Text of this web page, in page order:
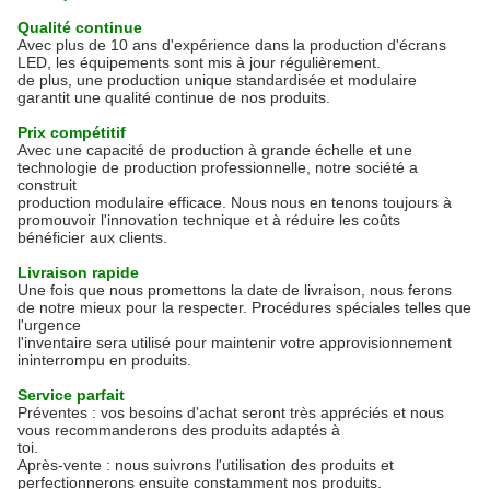
Qualité continue
Avec plus de 10 ans d'expérience dans la production d'écrans
LED, les équipements sont mis à jour régulièrement.
de plus, une production unique standardisée et modulaire
garantit une qualité continue de nos produits.
Prix ​​compétitif
Avec une capacité de production à grande échelle et une
technologie de production professionnelle, notre société a
construit
production modulaire efficace. Nous nous en tenons toujours à
promouvoir l'innovation technique et à réduire les coûts
bénéficier aux clients.
Livraison rapide
Une fois que nous promettons la date de livraison, nous ferons
de notre mieux pour la respecter. Procédures spéciales telles que
l'urgence
l'inventaire sera utilisé pour maintenir votre approvisionnement
ininterrompu en produits.
Service parfait
Préventes : vos besoins d'achat seront très appréciés et nous
vous recommanderons des produits adaptés à
toi.
Après-vente : nous suivrons l'utilisation des produits et
perfectionnerons ensuite constamment nos produits.